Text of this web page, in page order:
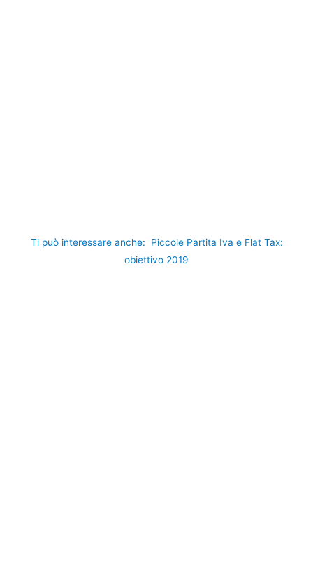
Ti può interessare anche:
Piccole Partita Iva e Flat Tax:
obiettivo 2019